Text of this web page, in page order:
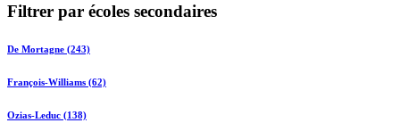
Filtrer par écoles secondaires
De Mortagne (243)
François-Williams (62)
Ozias-Leduc (138)